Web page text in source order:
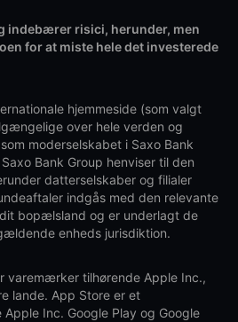
indebærer risici, herunder, men
for at miste hele det investerede
hjemmeside (som valgt
over hele verden og
moderselskabet i Saxo Bank
Bank Group henviser til den
datterselskaber og filialer
indgås med den relevante
bopælsland og er underlagt de
enheds jurisdiktion.
varemærker tilhørende Apple Inc.,
lande. App Store er et
Inc. Google Play og Google